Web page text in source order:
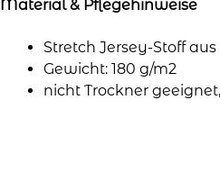
Material & Pflegehinweise
Stretch Jersey-Stoff
Gewicht: 180 g/m2
nicht Trockner